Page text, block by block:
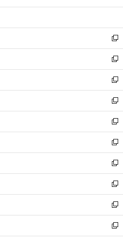
開
ウ
開
く
ン
ウ
で
開
く
ウ
ン
ド
ウ
で
開
く
し
ウ
ィ
ン
ド
ウ
で
開
く
新
し
い
ウ
ィ
ン
ド
ウ
で
開
く
新
し
い
ウ
ィ
ン
ド
ウ
で
開
く
新
し
い
ウ
ィ
ン
ド
ウ
で
開
く
新
し
い
ウ
ィ
ン
ド
ウ
で
開
く
新
し
い
ウ
ィ
ン
ド
ウ
で
開
く
新
し
い
ウ
ィ
ン
ド
ウ
で
開
新
し
い
ウ
ィ
ン
ド
ウ
新
し
い
ウ
ィ
ン
新
し
い
ウ
新
し